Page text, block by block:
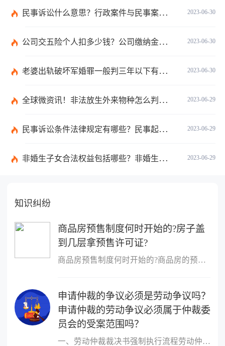
2023-06-30
民事诉讼什么意思？行政案件与民事案件区别在哪？_世界通讯
2023-06-30
公司交五险个人扣多少钱？公司缴纳金额的算法是什么？|每日短讯
2023-06-30
老婆出轨破坏军婚罪一般判三年以下有期徒刑吗？
2023-06-29
全球微资讯！非法放生外来物种怎么判？放生归哪个部门管？
2023-06-29
民事诉讼条件法律规定有哪些？民事起诉的流程的是怎样的？
2023-06-29
非婚生子女合法权益包括哪些？非婚生子女继承财产的条件是什么？ 全球热点评
知识纠纷
商品房预售制度何时开始的?房子盖
到几层拿预售许可证?
商品房预售制度何时开始的?商品房的预售制度是在1953年,由香港的霍
申请仲裁的争议必须是劳动争议吗？
申请仲裁的劳动争议必须属于仲裁委
员会的受案范围吗？
一、劳动仲裁裁决书强制执行流程劳动仲裁裁决书强制执行流程如下：1